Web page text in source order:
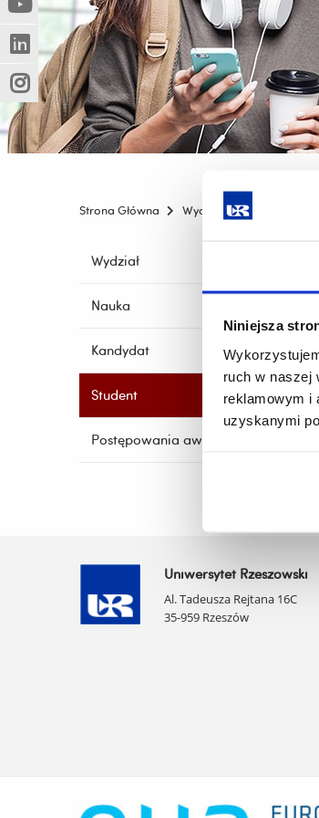
Niniejsza
ruch w naszej
reklamowym i
uzyskanymi
innej
strony)
(Nowe
okno)
(Link
do
innej
strony)
(Nowe
okno)
(Link
do
innej
strony)
(Nowe
okno)
(Link
do
innej
strony)
Strona Główna Wydziały
Pomiń
i
treści
Wydział
Nauka
Kandydat
Student
Postępowania awansowe
Uniwersytet Rzeszowski
Al. Tadeusza Rejtana 16C
35-959 Rzeszów